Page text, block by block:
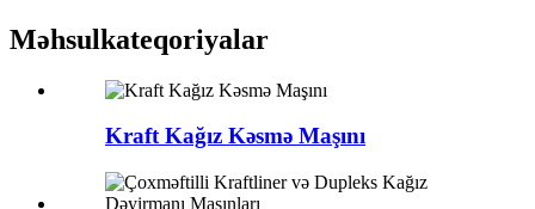
Məhsulkateqoriyalar
Kraft Kağız Kəsmə Maşını